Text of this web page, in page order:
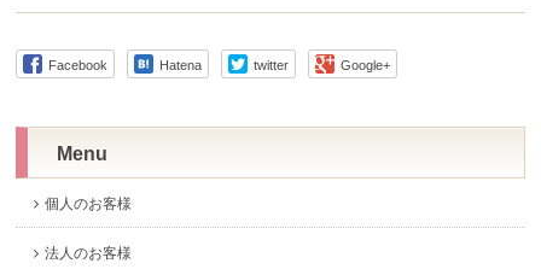
Facebook Hatena twitter Google+
Menu
個人のお客様
法人のお客様